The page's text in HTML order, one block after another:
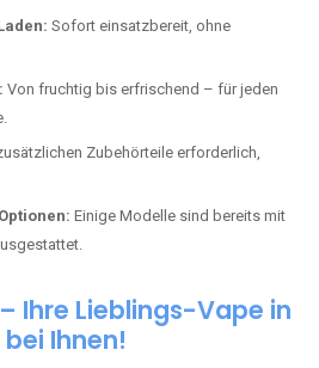
Sofort einsatzbereit, ohne
Von fruchtig bis erfrischend – für jeden
Zubehörteile erforderlich,
Einige Modelle sind bereits mit
Ihre Lieblings-Vape in
Ihnen!